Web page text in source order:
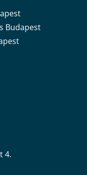
Budapest
4.